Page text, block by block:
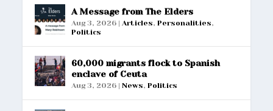
A Message from The Elders
Aug 3, 2026 |Articles,Personalities,
Politics
60,000 migrants flock to Spanish
enclave of Ceuta
Aug 3, 2026 |News,Politics